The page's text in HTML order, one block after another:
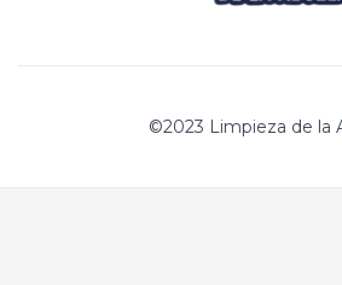
©2023 Limpieza de la